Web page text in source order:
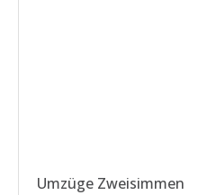
Umzüge Zweisimmen